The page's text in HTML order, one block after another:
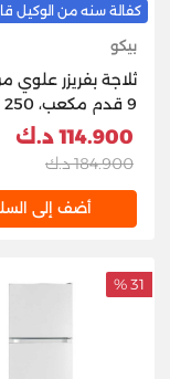
كفالة سنه من الوكيل
بيكو
ثلاجة بفريزر علوي
-فضي
114.900 د.ك
184.900 د.ك
أضف إلى
31 %